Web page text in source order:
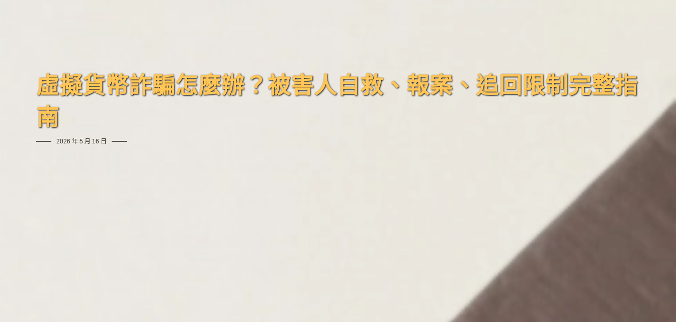
虛擬貨幣詐騙怎麼辦？被害人自救、報案、追回限制完整指
南
2026 年 5 月 16 日